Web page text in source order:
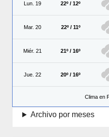
Lun. 19 22º / 12º
Mar. 20 22º / 11º
Miér. 21 21º / 16º
Jue. 22 20º / 16º
Clima en
Archivo por meses